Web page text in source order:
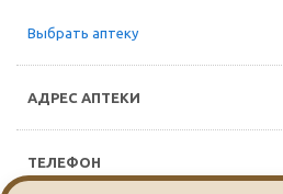
Выбрать аптеку